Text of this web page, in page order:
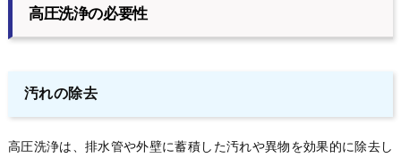
高圧洗浄の必要性
汚れの除去
高圧洗浄は、排水管や外壁に蓄積した汚れや異物を効果的に除去し